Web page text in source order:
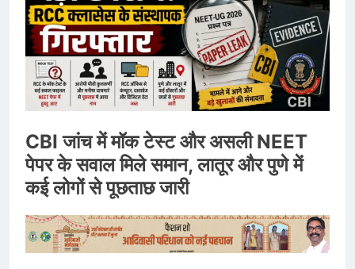
CBI जांच में मॉक टेस्ट और असली NEET
पेपर के सवाल मिले समान, लातूर और पुणे में
कई लोगों से पूछताछ जारी